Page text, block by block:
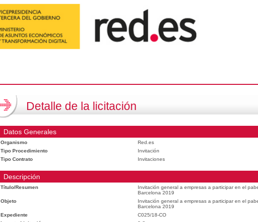
Detalle de la licitación
Datos Generales
Organismo
Red.es
Tipo Procedimiento
Invitación
Tipo Contrato
Invitaciones
Descripción
Título/Resumen
Invitación general a empresas a participar en el
Barcelona 2019
Objeto
Invitación general a empresas a participar en el
Barcelona 2019
Expediente
C025/18-CO